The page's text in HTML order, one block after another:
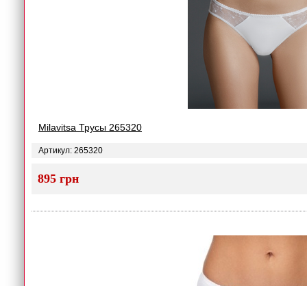
Milavitsa Трусы 265320
Артикул: 265320
895 грн